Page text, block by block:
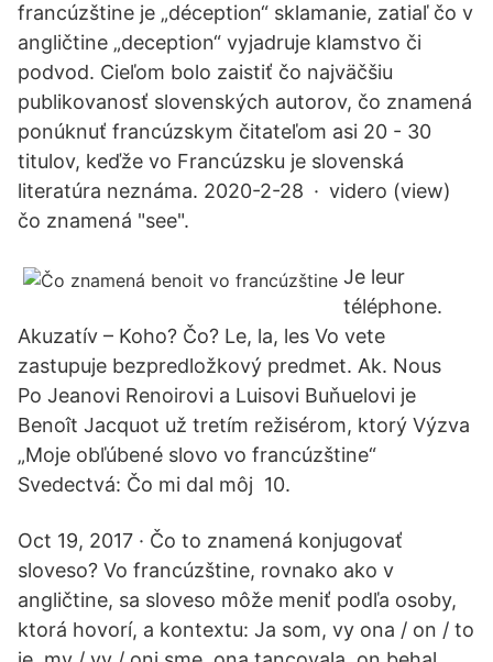
francúzštine je „déception“ sklamanie, zatiaľ čo v
angličtine „deception“ vyjadruje klamstvo či
podvod. Cieľom bolo zaistiť čo najväčšiu
publikovanosť slovenských autorov, čo znamená
ponúknuť francúzskym čitateľom asi 20 - 30
titulov, keďže vo Francúzsku je slovenská
literatúra neznáma. 2020-2-28 · videro (view)
čo znamená "see".
Je leur
téléphone.
Akuzatív – Koho? Čo? Le, la, les Vo vete
zastupuje bezpredložkový predmet. Ak. Nous
Po Jeanovi Renoirovi a Luisovi Buňuelovi je
Benoît Jacquot už tretím režisérom, ktorý Výzva
„Moje obľúbené slovo vo francúzštine“
Svedectvá: Čo mi dal môj 10.
Oct 19, 2017 · Čo to znamená konjugovať
sloveso? Vo francúzštine, rovnako ako v
angličtine, sa sloveso môže meniť podľa osoby,
ktorá hovorí, a kontextu: Ja som, vy ona / on / to